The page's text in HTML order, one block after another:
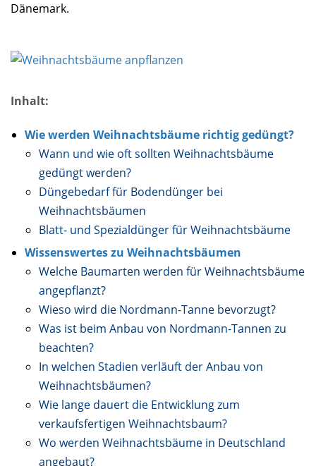
Dänemark.
Inhalt:
Wie werden Weihnachtsbäume richtig gedüngt?
Wann und wie oft sollten Weihnachtsbäume
gedüngt werden?
Düngebedarf für Bodendünger bei
Weihnachtsbäumen
Blatt- und Spezialdünger für Weihnachtsbäume
Wissenswertes zu Weihnachtsbäumen
Welche Baumarten werden für Weihnachtsbäume
angepflanzt?
Wieso wird die Nordmann-Tanne bevorzugt?
Was ist beim Anbau von Nordmann-Tannen zu
beachten?
In welchen Stadien verläuft der Anbau von
Weihnachtsbäumen?
Wie lange dauert die Entwicklung zum
verkaufsfertigen Weihnachtsbaum?
Wo werden Weihnachtsbäume in Deutschland
angebaut?